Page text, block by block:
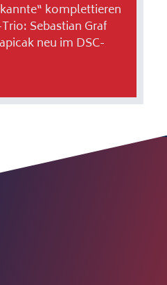
komplettieren
Sebastian Graf
neu im DSC-